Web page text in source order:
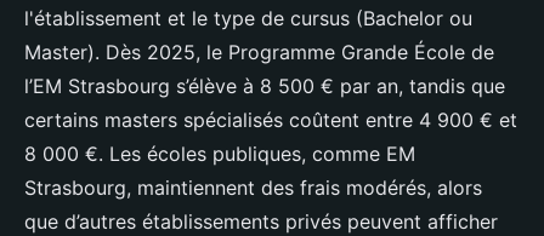
l'établissement et le type de cursus (Bachelor ou
Master). Dès 2025, le Programme Grande École de
l’EM Strasbourg s’élève à 8 500 € par an, tandis que
certains masters spécialisés coûtent entre 4 900 € et
8 000 €. Les écoles publiques, comme EM
Strasbourg, maintiennent des frais modérés, alors
que d’autres établissements privés peuvent afficher